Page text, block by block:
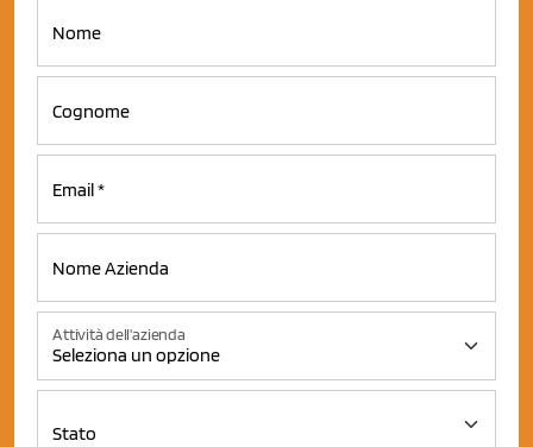
Attività dell'azienda